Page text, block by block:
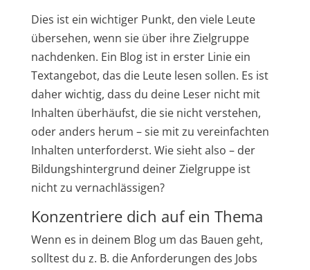
Dies ist ein wichtiger Punkt, den viele Leute
übersehen, wenn sie über ihre Zielgruppe
nachdenken. Ein Blog ist in erster Linie ein
Textangebot, das die Leute lesen sollen. Es ist
daher wichtig, dass du deine Leser nicht mit
Inhalten überhäufst, die sie nicht verstehen,
oder anders herum – sie mit zu vereinfachten
Inhalten unterforderst. Wie sieht also – der
Bildungshintergrund deiner Zielgruppe ist
nicht zu vernachlässigen?
Konzentriere dich auf ein Thema
Wenn es in deinem Blog um das Bauen geht,
solltest du z. B. die Anforderungen des Jobs